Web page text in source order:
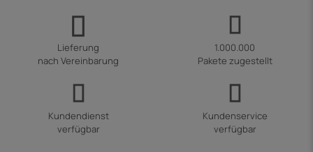
Lieferung
nach Vereinbarung
1.000.000
Pakete zugestellt
Kundendienst
verfügbar
Kundenservice
verfügbar